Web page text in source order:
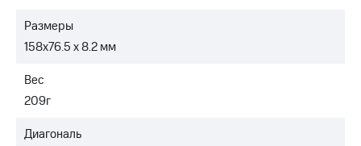
Размеры
158х76.5 х 8.2 мм
Вес
209г
Диагональ